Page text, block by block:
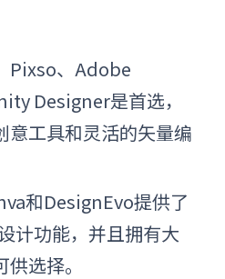
Pixso、Adobe
Designer是首选，
意工具和灵活的矢量编
和DesignEvo提供了
计功能，并且拥有大
选择。